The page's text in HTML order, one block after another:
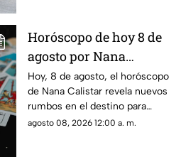
Horóscopo de hoy 8 de
agosto por Nana
Calistar: ¿Qué te depara
el destino este sábado?
Hoy, 8 de agosto, el horóscopo
de Nana Calistar revela nuevos
rumbos en el destino para
estos signos
agosto 08, 2026 12:00 a. m.